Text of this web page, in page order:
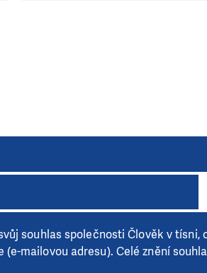
souhlas společnosti Člověk v tísni,
mailovou adresu). Celé znění